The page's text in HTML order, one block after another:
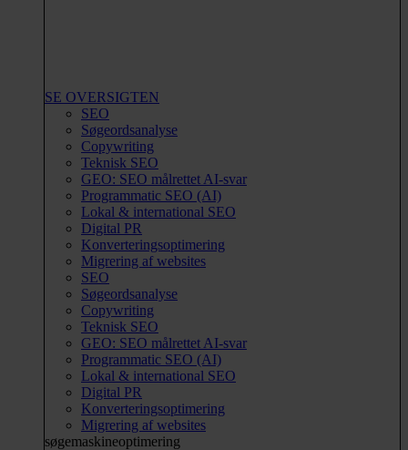
SE OVERSIGTEN
SEO
Søgeordsanalyse
Copywriting
Teknisk SEO
GEO: SEO målrettet AI-svar
Programmatic SEO (AI)
Lokal & international SEO
Digital PR
Konverteringsoptimering
Migrering af websites
SEO
Søgeordsanalyse
Copywriting
Teknisk SEO
GEO: SEO målrettet AI-svar
Programmatic SEO (AI)
Lokal & international SEO
Digital PR
Konverteringsoptimering
Migrering af websites
søgemaskineoptimering